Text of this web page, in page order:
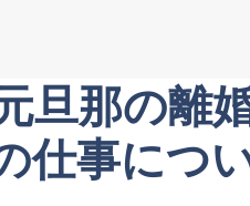
旦那の離
仕事につ